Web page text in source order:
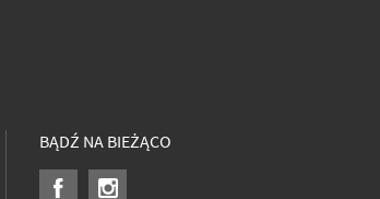
BĄDŹ NA BIEŻĄCO